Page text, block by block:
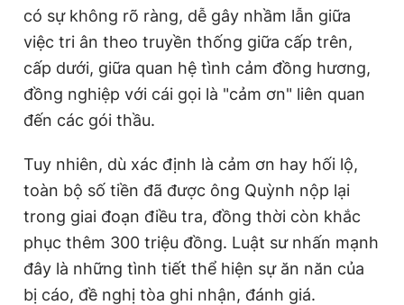
có sự không rõ ràng, dễ gây nhầm lẫn giữa
việc tri ân theo truyền thống giữa cấp trên,
cấp dưới, giữa quan hệ tình cảm đồng hương,
đồng nghiệp với cái gọi là "cảm ơn" liên quan
đến các gói thầu.
Tuy nhiên, dù xác định là cảm ơn hay hối lộ,
toàn bộ số tiền đã được ông Quỳnh nộp lại
trong giai đoạn điều tra, đồng thời còn khắc
phục thêm 300 triệu đồng. Luật sư nhấn mạnh
đây là những tình tiết thể hiện sự ăn năn của
bị cáo, đề nghị tòa ghi nhận, đánh giá.